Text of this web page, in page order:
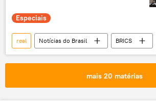
Especiais
real Notícias do Brasil
BRICS
Brasil
Economia
dólar
exclusiva
Sputnik Explica
#SputnikExplica
Rússia
China
mais 20 matérias